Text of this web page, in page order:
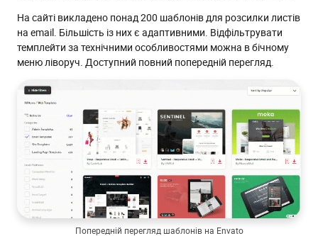
На сайті викладено понад 200 шаблонів для розсилки листів
на email. Більшість із них є адаптивними. Відфільтрувати
темплейти за технічними особливостями можна в бічному
меню ліворуч. Доступний повний попередній перегляд.
Попередній перегляд шаблонів на Envato